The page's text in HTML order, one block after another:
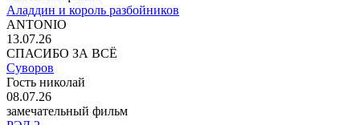
Аладдин и король разбойников
ANTONIO
13.07.26
СПАСИБО ЗА ВСЁ
Суворов
Гость николай
08.07.26
замечательный фильм